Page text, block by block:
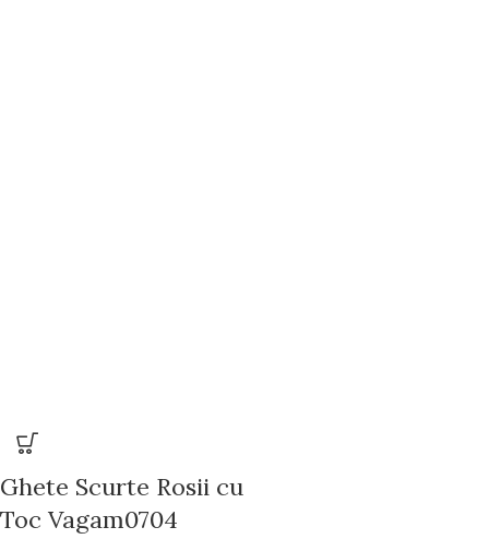
Ghete Scurte Rosii cu
Toc Vagam0704